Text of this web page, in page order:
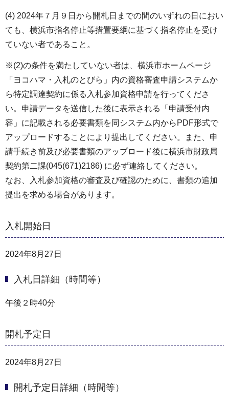
(4) 2024年７月９日から開札日までの間のいずれの日におい
ても、横浜市指名停止等措置要綱に基づく指名停止を受け
ていない者であること。
※(2)の条件を満たしていない者は、横浜市ホームページ
「ヨコハマ・入札のとびら」内の資格審査申請システムか
ら特定調達契約に係る入札参加資格申請を行ってくださ
い。申請データを送信した後に表示される「申請受付内
容」に記載される必要書類を同システム内からPDF形式で
アップロードすることにより提出してください。また、申
請手続き前及び必要書類のアップロード後に横浜市財政局
契約第二課(045(671)2186) に必ず連絡してください。
なお、入札参加資格の審査及び確認のために、書類の追加
提出を求める場合があります。
入札開始日
2024年8月27日
入札日詳細（時間等）
午後２時40分
開札予定日
2024年8月27日
開札予定日詳細（時間等）